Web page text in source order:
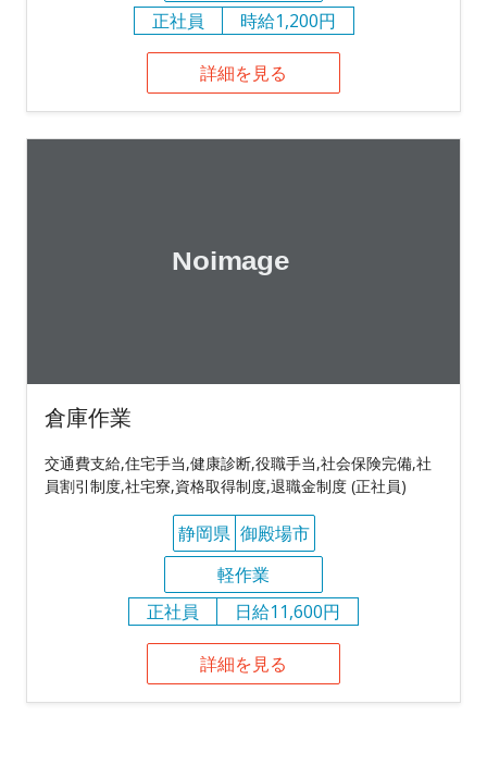
正社員
時給1,200円
詳細を見る
倉庫作業
交通費支給,住宅手当,健康診断,役職手当,社会保険完備,社
員割引制度,社宅寮,資格取得制度,退職金制度 (正社員)
静岡県 御殿場市
軽作業
正社員
日給11,600円
詳細を見る